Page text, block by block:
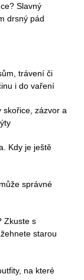
Slavný
drsný pád
trávení či
i do vaření
zázvor a
Kdy je ještě
správné
Zkuste s
starou
na které